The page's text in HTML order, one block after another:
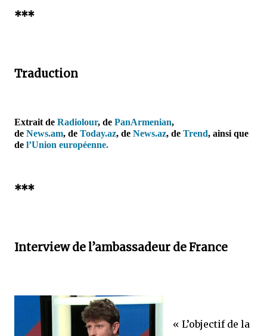
***
Traduction
Extrait de Radiolour, de PanArmenian,
de News.am, de Today.az, de News.az, de Trend, ainsi que
de l’Union européenne.
***
Interview de l’ambassadeur de France
« L’objectif de la